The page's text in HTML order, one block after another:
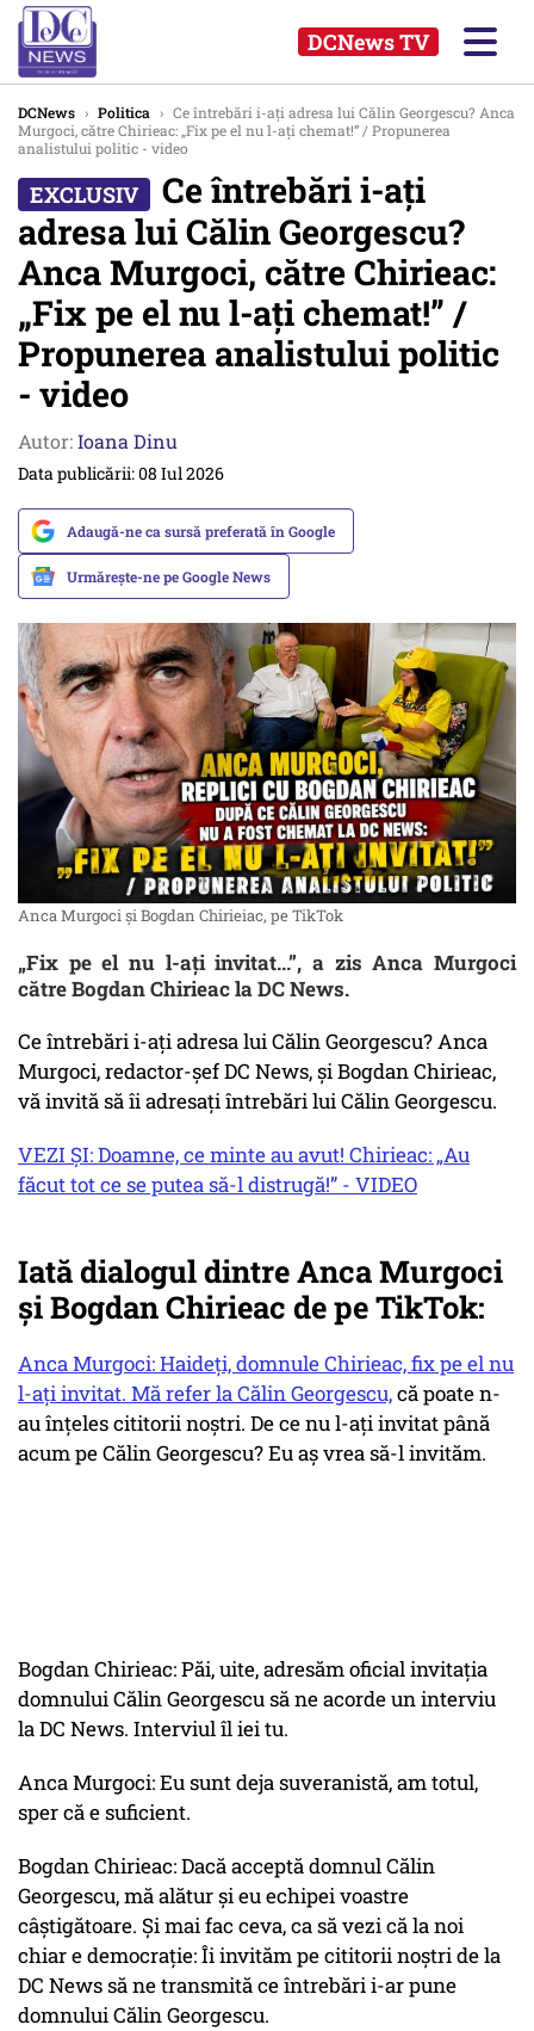
DCNews TV
DCNews › Politica › Ce întrebări i-ați adresa lui Călin Georgescu? Anca
Murgoci, către Chirieac: „Fix pe el nu l-ați chemat!” / Propunerea
analistului politic - video
Ce întrebări i-ați
adresa lui Călin Georgescu?
Anca Murgoci, către Chirieac:
„Fix pe el nu l-ați chemat!” /
Propunerea analistului politic
- video
Autor:Ioana Dinu
Data publicării: 08 Iul 2026
Adaugă-ne ca sursă preferată în Google
Urmărește-ne pe Google News
Anca Murgoci și Bogdan Chirieiac, pe TikTok
„Fix pe el nu l-ați invitat...”, a zis Anca Murgoci
către Bogdan Chirieac la DC News.
Ce întrebări i-ați adresa lui Călin Georgescu? Anca
Murgoci, redactor-șef DC News, și Bogdan Chirieac,
vă invită să îi adresați întrebări lui Călin Georgescu.
VEZI ȘI: Doamne, ce minte au avut! Chirieac: „Au
făcut tot ce se putea să-l distrugă!” - VIDEO
Iată dialogul dintre Anca Murgoci
și Bogdan Chirieac de pe TikTok:
Anca Murgoci: Haideți, domnule Chirieac, fix pe el nu
l-ați invitat. Mă refer la Călin Georgescu,că poate n-
au înțeles cititorii noștri. De ce nu l-ați invitat până
acum pe Călin Georgescu? Eu aș vrea să-l invităm.
Bogdan Chirieac: Păi, uite, adresăm oficial invitația
domnului Călin Georgescu să ne acorde un interviu
la DC News. Interviul îl iei tu.
Anca Murgoci: Eu sunt deja suveranistă, am totul,
sper că e suficient.
Bogdan Chirieac: Dacă acceptă domnul Călin
Georgescu, mă alătur și eu echipei voastre
câștigătoare. Și mai fac ceva, ca să vezi că la noi
chiar e democrație: Îi invităm pe cititorii noștri de la
DC News să ne transmită ce întrebări i-ar pune
domnului Călin Georgescu.